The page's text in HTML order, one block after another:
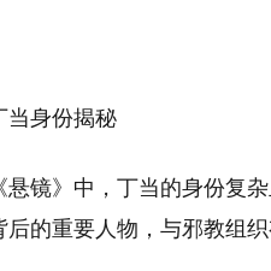
当身份揭秘
悬镜》中，丁当的身份复
的重要人物，与邪教组织